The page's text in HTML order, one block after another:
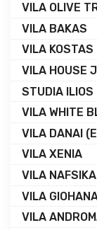
VILA OLIVE
VILA BAKAS
VILA KOSTAS
VILA HOUSE
STUDIA ILIOS
VILA WHITE
VILA DANAI
VILA XENIA
VILA NAFSIKA
VILA
VILA